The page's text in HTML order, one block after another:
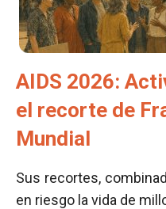
AIDS 2026:
el recorte de
Mundial
Sus recortes,
en riesgo la vida de